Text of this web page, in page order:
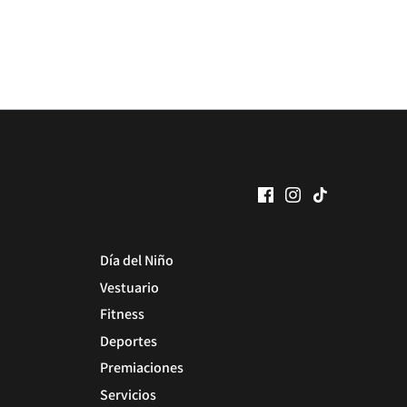
Día del Niño
Vestuario
Fitness
Deportes
Premiaciones
Servicios